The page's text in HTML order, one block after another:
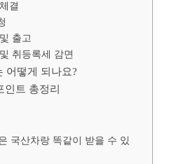
결
출고
취등록세 감면
어떻게 되나요?
인트 총정리
국산차랑 똑같이 받을 수 있